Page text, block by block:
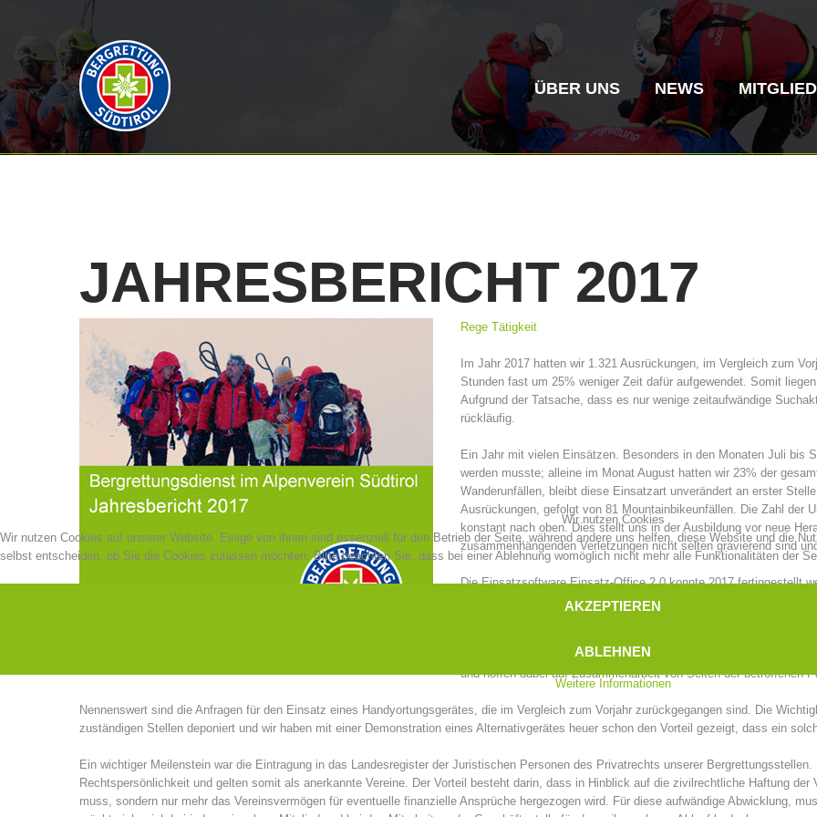
ÜBER UNS
Vereinsgeschichte
NEWS
Pistenrettung Canyoning
ITAT 4187 ITAT
JAHRESBERICHT 2017
Rege Tätigkeit
Im Jahr 2017 hatten wir 1.321 Ausrückungen, im Vergleich zum
Stunden fast um 25% weniger Zeit dafür aufgewendet. Somit
Aufgrund der Tatsache, dass es nur wenige zeitaufwändige
rückläufig.
Ein Jahr mit vielen Einsätzen. Besonders in den Monaten Juli bis
werden musste; alleine im Monat August hatten wir 23% der
Wanderunfällen, bleibt diese Einsatzart unverändert an erster
Ausrückungen, gefolgt von 81 Mountainbikeunfällen. Die Zahl der
konstant nach oben. Dies stellt uns in der Ausbildung vor neue
zusammenhängenden Verletzungen nicht selten gravierend sind
Die Einsatzsoftware Einsatz-Office 2.0 konnte 2017 fertiggestellt
wurde eine kleine Gruppe dafür ausgebildet um bei den
noch eine unkomplizierte und nachhaltige Lösung gefunden
und hoffen dabei auf Zusammenarbeit von Seiten der betroffenen
Nennenswert sind die Anfragen für den Einsatz eines Handyortungsgerätes, die im Vergleich zum Vorjahr zurückgegangen sind. Die
zuständigen Stellen deponiert und wir haben mit einer Demonstration eines Alternativgerätes heuer schon den Vorteil gezeigt, dass ein
Ein wichtiger Meilenstein war die Eintragung in das Landesregister der Juristischen Personen des Privatrechts unserer
Rechtspersönlichkeit und gelten somit als anerkannte Vereine. Der Vorteil besteht darin, dass in Hinblick auf die zivilrechtliche Haftung
muss, sondern nur mehr das Vereinsvermögen für eventuelle finanzielle Ansprüche hergezogen wird. Für diese aufwändige Abwicklung,
Wir nutzen Cookies
Wir nutzen Cookies auf unserer Website. Einige von ihnen sind essenziell für den Betrieb der Seite, während andere uns helfen, diese Website und die
selbst entscheiden, ob Sie die Cookies zulassen möchten. Bitte beachten Sie, dass bei einer Ablehnung womöglich nicht mehr alle Funktionalitäten der
AKZEPTIEREN
ABLEHNEN
Weitere Informationen